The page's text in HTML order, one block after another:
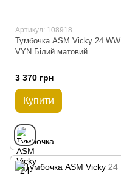
Артикул: 108918
Тумбочка ASM Vicky 24 WW
VYN Білий матовий
3 370 грн
Купити